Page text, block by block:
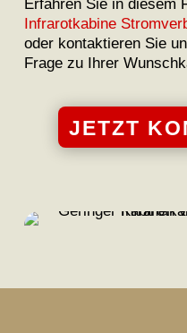
Erfahren Sie in diesem
Infrarotkabine
oder kontaktieren Sie
Frage zu Ihrer
JETZT